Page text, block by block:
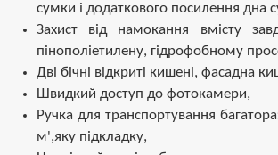
сумки і додаткового посилення дна
Захист від намокання вмісту
пінополіетилену, гідрофобному
Дві бічні відкриті кишені, фасадна
Швидкий доступ до фотокамери,
Ручка для транспортування
м',яку підкладку,